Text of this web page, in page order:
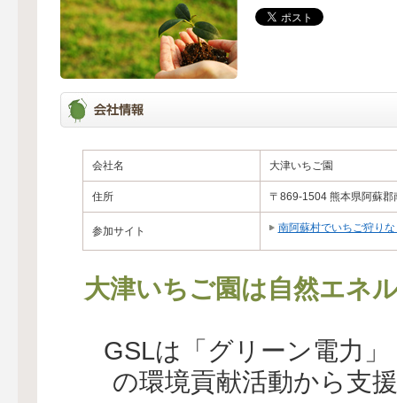
会社名 大津いちご園
住所 〒869-1504 熊本県阿蘇
参加サイト 南阿蘇村でいちご狩り
大津いちご園は自然エネ
GSLは「グリーン電力
の環境貢献活動から支